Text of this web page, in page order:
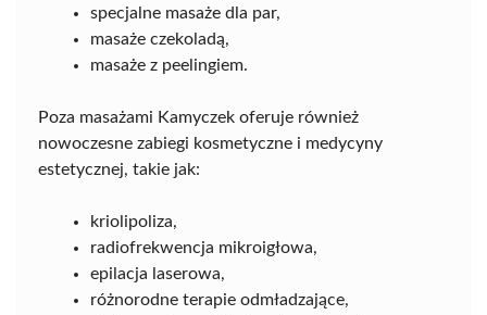
specjalne masaże dla par,
masaże czekoladą,
masaże z peelingiem.
Poza masażami Kamyczek oferuje również
nowoczesne zabiegi kosmetyczne i medycyny
estetycznej, takie jak:
kriolipoliza,
radiofrekwencja mikroigłowa,
epilacja laserowa,
różnorodne terapie odmładzające,